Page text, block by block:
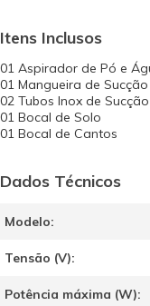
Itens Inclusos
01 Aspirador de Pó e
01 Mangueira de
02 Tubos Inox de
01 Bocal de Solo
01 Bocal de Cantos
Dados Técnicos
Modelo:
Tensão (V):
Potência máxima (W):